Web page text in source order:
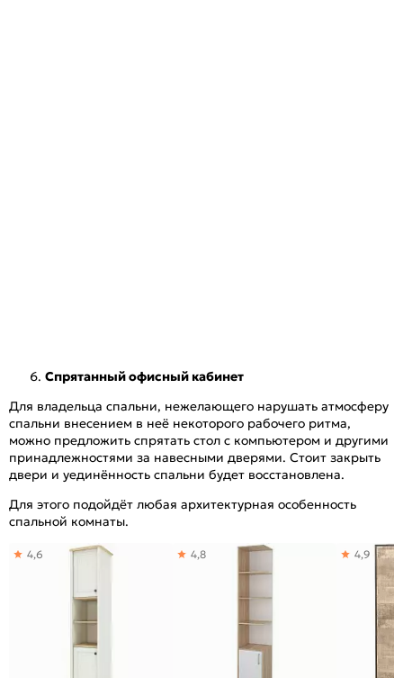
Спрятанный офисный кабинет
Для владельца спальни, нежелающего нарушать атмосферу
спальни внесением в неё некоторого рабочего ритма,
можно предложить спрятать стол с компьютером и другими
принадлежностями за навесными дверями. Стоит закрыть
двери и уединённость спальни будет восстановлена.
Для этого подойдёт любая архитектурная особенность
спальной комнаты.
4,6 4,8 4,9